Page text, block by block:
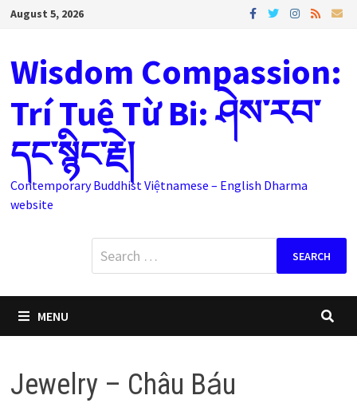
SkipAugust 5, 2026
Wisdom Compassion:
Trí Tuệ Từ Bi: ཤེས་རབ་
དང་སྙིང་རྗེ།
Contemporary Buddhist Việtnamese – English Dharma
website
Search
for:
MENU
Jewelry – Châu Báu